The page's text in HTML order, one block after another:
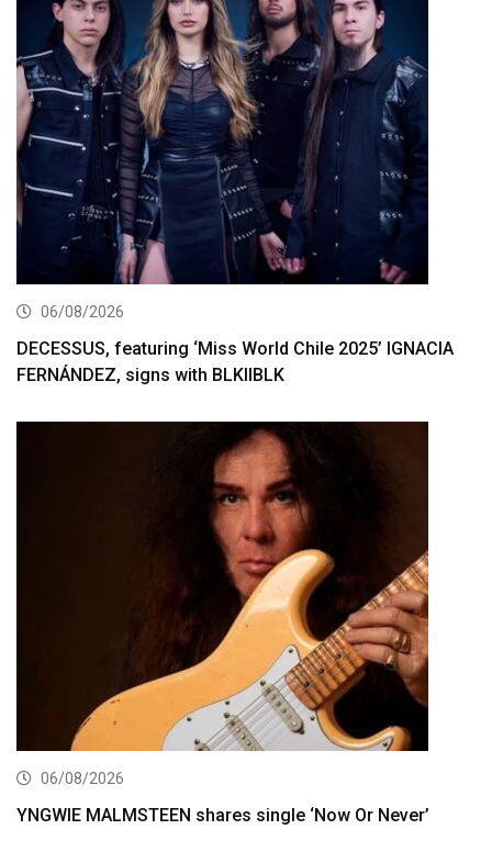
06/08/2026
DECESSUS, featuring ‘Miss World Chile 2025’ IGNACIA
FERNÁNDEZ, signs with BLKIIBLK
06/08/2026
YNGWIE MALMSTEEN shares single ‘Now Or Never’